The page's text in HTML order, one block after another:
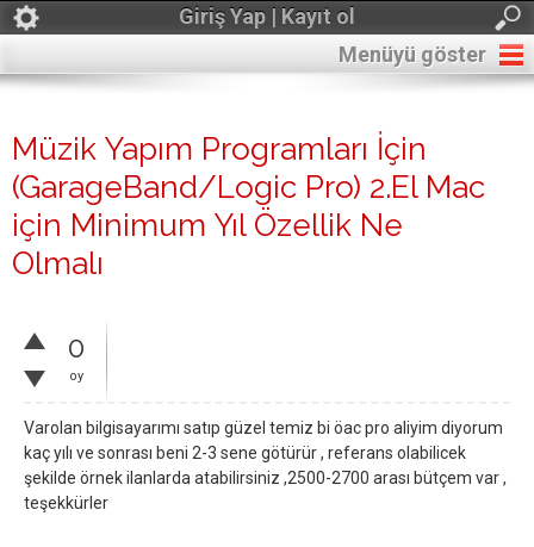
Giriş Yap | Kayıt ol
Menüyü göster
Müzik Yapım Programları İçin
(GarageBand/Logic Pro) 2.El Mac
için Minimum Yıl Özellik Ne
Olmalı
0
oy
Varolan bilgisayarımı satıp güzel temiz bi öac pro aliyim diyorum
kaç yılı ve sonrası beni 2-3 sene götürür , referans olabilicek
şekilde örnek ilanlarda atabilirsiniz ,2500-2700 arası bütçem var ,
teşekkürler